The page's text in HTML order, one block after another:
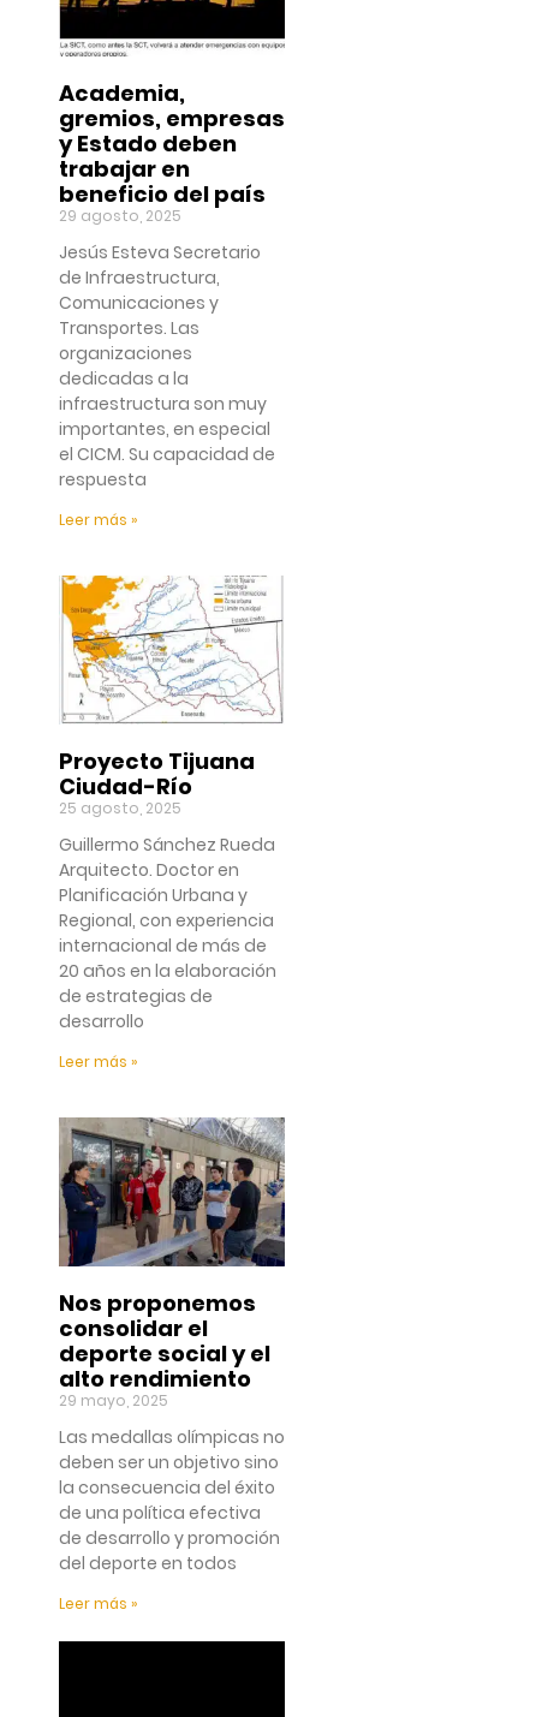
Academia,
gremios, empresas
y Estado deben
trabajar en
beneficio del país
29 agosto, 2025
Jesús Esteva Secretario
de Infraestructura,
Comunicaciones y
Transportes. Las
organizaciones
dedicadas a la
infraestructura son muy
importantes, en especial
el CICM. Su capacidad de
respuesta
Leer más »
Proyecto Tijuana
Ciudad-Río
25 agosto, 2025
Guillermo Sánchez Rueda
Arquitecto. Doctor en
Planificación Urbana y
Regional, con experiencia
internacional de más de
20 años en la elaboración
de estrategias de
desarrollo
Leer más »
Nos proponemos
consolidar el
deporte social y el
alto rendimiento
29 mayo, 2025
Las medallas olímpicas no
deben ser un objetivo sino
la consecuencia del éxito
de una política efectiva
de desarrollo y promoción
del deporte en todos
Leer más »